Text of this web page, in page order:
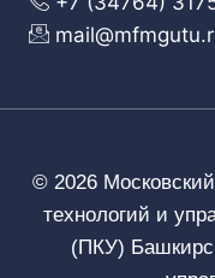
© 2026
технологий и
(ПКУ)